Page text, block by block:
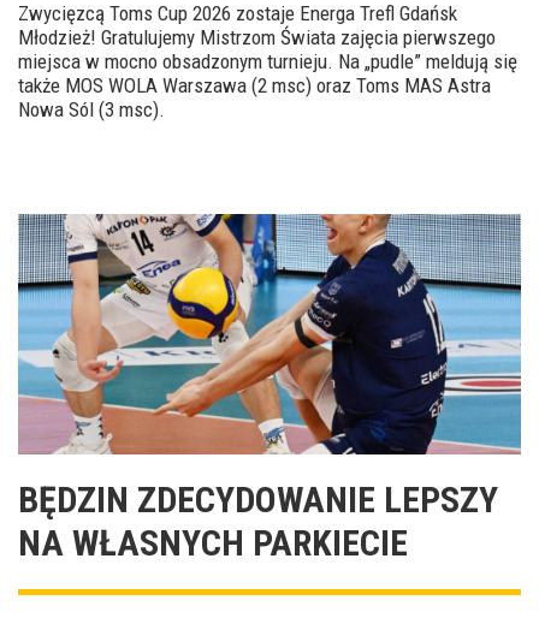
Zwycięzcą Toms Cup 2026 zostaje Energa Trefl Gdańsk
Młodzież! Gratulujemy Mistrzom Świata zajęcia pierwszego
miejsca w mocno obsadzonym turnieju. Na „pudle” meldują się
także MOS WOLA Warszawa (2 msc) oraz Toms MAS Astra
Nowa Sól (3 msc).
BĘDZIN ZDECYDOWANIE LEPSZY
NA WŁASNYCH PARKIECIE